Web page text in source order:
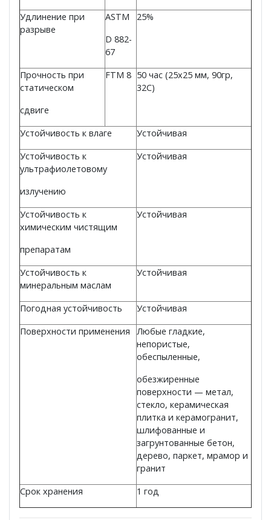
Удлинение при
разрыве
ASTM
D 882-
67
25%
Прочность при
статическом
сдвиге
FTM 8 50 час (25x25 мм, 90гр,
32C)
Устойчивость к влаге
Устойчивая
Устойчивость к
ультрафиолетовому
излучению
Устойчивая
Устойчивость к
химическим чистящим
препаратам
Устойчивая
Устойчивость к
минеральным маслам
Устойчивая
Погодная устойчивость
Устойчивая
Поверхности применения
Любые гладкие,
непористые,
обеспыленные,
обезжиренные
поверхности — метал,
стекло, керамическая
плитка и керамогранит,
шлифованные и
загрунтованные бетон,
дерево, паркет, мрамор и
гранит
Срок хранения
1 год